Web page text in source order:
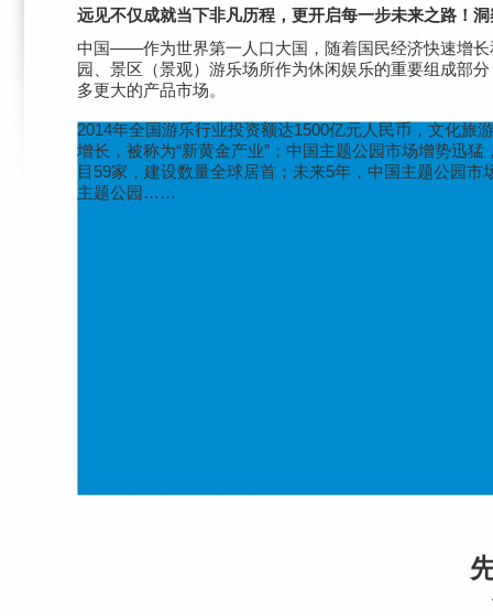
远见不仅成就当下非凡历程，更开启每一步未来之路！
中国——作为世界第一人口大国，随着国民经济快速增
园、景区（景观）游乐场所作为休闲娱乐的重要组成部
多更大的产品市场。
2014年全国游乐行业投资额达1500亿元人民币，文化旅
增长，被称为“新黄金产业”；中国主题公园市场增势迅
目59家，建设数量全球居首；未来5年，中国主题公园
主题公园……